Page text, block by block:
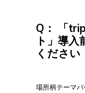
Q： 「
ト」導
ください
場所柄テーマ